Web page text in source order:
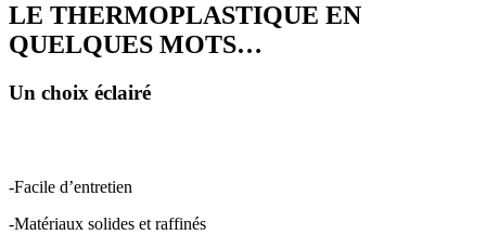
LE THERMOPLASTIQUE EN
QUELQUES MOTS…
Un choix éclairé
-Facile d’entretien
-Matériaux solides et raffinés